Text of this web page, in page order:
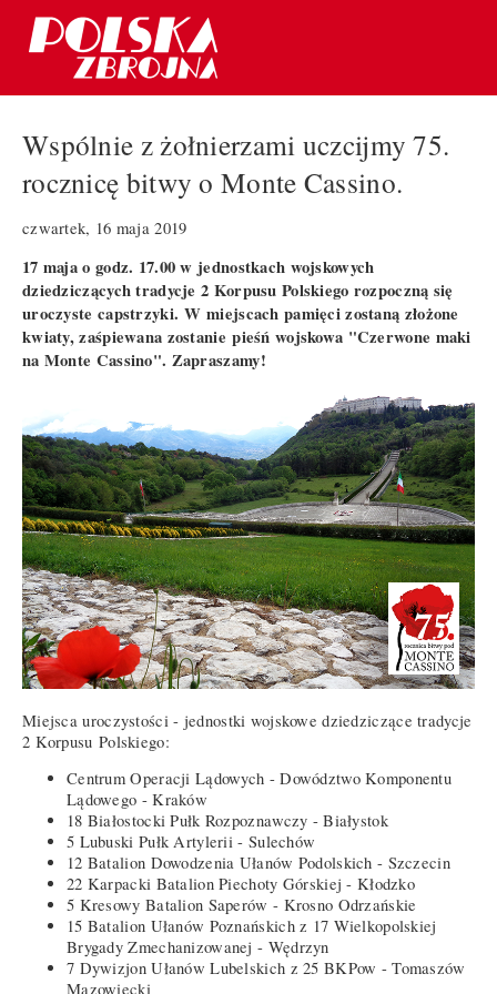
Wspólnie z żołnierzami uczcijmy 75.
rocznicę bitwy o Monte Cassino.
czwartek, 16 maja 2019
17 maja o godz. 17.00 w jednostkach wojskowych
dziedziczących tradycje 2 Korpusu Polskiego rozpoczną się
uroczyste capstrzyki. W miejscach pamięci zostaną złożone
kwiaty, zaśpiewana zostanie pieśń wojskowa "Czerwone maki
na Monte Cassino". Zapraszamy!
Miejsca uroczystości - jednostki wojskowe dziedziczące tradycje
2 Korpusu Polskiego:
Centrum Operacji Lądowych - Dowództwo Komponentu
Lądowego - Kraków
18 Białostocki Pułk Rozpoznawczy - Białystok
5 Lubuski Pułk Artylerii - Sulechów
12 Batalion Dowodzenia Ułanów Podolskich - Szczecin
22 Karpacki Batalion Piechoty Górskiej - Kłodzko
5 Kresowy Batalion Saperów - Krosno Odrzańskie
15 Batalion Ułanów Poznańskich z 17 Wielkopolskiej
Brygady Zmechanizowanej - Wędrzyn
7 Dywizjon Ułanów Lubelskich z 25 BKPow - Tomaszów
Mazowiecki